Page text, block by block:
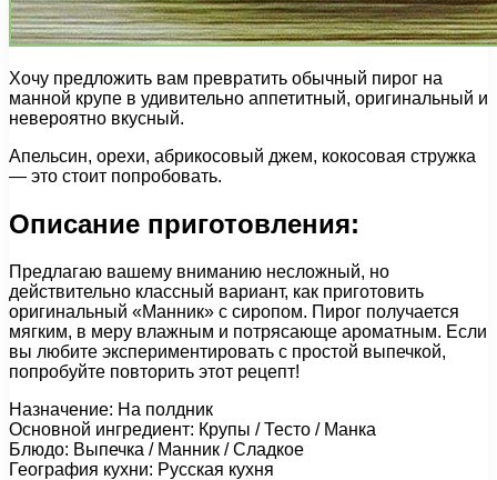
Хочу предложить вам превратить обычный пирог на
манной крупе в удивительно аппетитный, оригинальный и
невероятно вкусный.
Апельсин, орехи, абрикосовый джем, кокосовая стружка
— это стоит попробовать.
Описание приготовления:
Предлагаю вашему вниманию несложный, но
действительно классный вариант, как приготовить
оригинальный «Манник» с сиропом. Пирог получается
мягким, в меру влажным и потрясающе ароматным. Если
вы любите экспериментировать с простой выпечкой,
попробуйте повторить этот рецепт!
Назначение: На полдник
Основной ингредиент: Крупы / Тесто / Манка
Блюдо: Выпечка / Манник / Сладкое
География кухни: Русская кухня